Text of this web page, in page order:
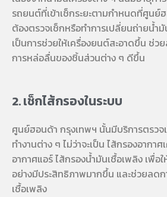
รถยนต์ที่เข้าเช็กระยะตามกำหนดที่ศูนย์
ต้องตรวจเช็กหรือทำการเปลี่ยนถ่ายน้ำมั
เป็นการช่วยให้เครื่องยนต์สะอาดขึ้น ช่ว
การหล่อลื่นของชิ้นส่วนต่าง ๆ ดีขึ้น
2. เช็กไส้กรองในระบบ
ศูนย์ฮอนด้า กรุงเทพฯ นั้นมีบริการตรวจ
ทำงานต่าง ๆ ไม่ว่าจะเป็น ไส้กรองอากา
อากาศแอร์ ไส้กรองน้ำมันเชื้อเพลิง เพื่อ
อย่างมีประสิทธิภาพมากขึ้น และช่วยลด
เชื้อเพลิง